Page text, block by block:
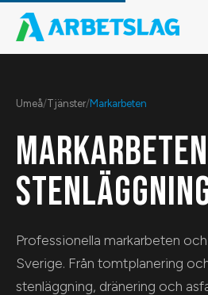
Umeå/Tjänster/Markarbeten
Professionella markarbeten
Sverige. Från tomtplanering
stenläggning, dränering och